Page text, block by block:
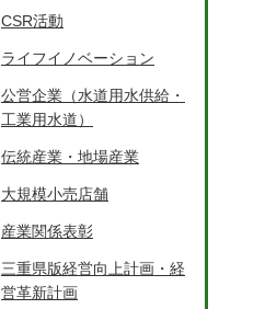
CSR活動
ライフイノベーション
公営企業（水道用水供給・
工業用水道）
伝統産業・地場産業
大規模小売店舗
産業関係表彰
三重県版経営向上計画・経
営革新計画